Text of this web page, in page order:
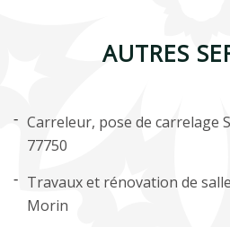
AUTRES
Carreleur, pose de carrelage
77750
Travaux et rénovation de
Morin